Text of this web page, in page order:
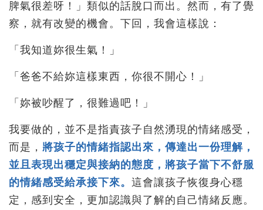
脾氣很差呀！」類似的話脫口而出。然而，有了覺
察，就有改變的機會。下回，我會這樣說：
「我知道妳很生氣！」
「爸爸不給妳這樣東西，你很不開心！」
「妳被吵醒了，很難過吧！」
我要做的，並不是指責孩子自然湧現的情緒感受，
而是， 將孩子的情緒指認出來，傳達出一份理解，
並且表現出穩定與接納的態度，將孩子當下不舒服
的情緒感受給承接下來。 這會讓孩子恢復身心穩
定，感到安全，更加認識與了解的自己情緒反應。